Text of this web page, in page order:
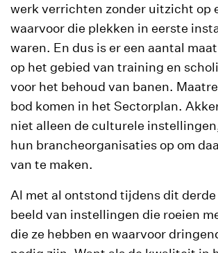
werk verrichten zonder uitzicht op
waarvoor die plekken in eerste
waren. En dus is er een aantal
op het gebied van training en
voor het behoud van banen.
bod komen in het Sectorplan.
niet alleen de culturele
hun brancheorganisaties op om
van te maken.
Al met al ontstond tijdens dit
beeld van instellingen die roeien
die ze hebben en waarvoor